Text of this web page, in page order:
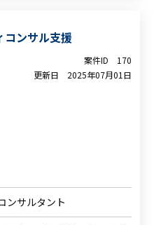
企業と連携しながら、最
ぎ先としてノウハウをグ
する役割を担う
Infractructre (OCI)構築経
開発経験
コンサル支援
案件ID
170
更新日
2025年07月01日
ンサルタント